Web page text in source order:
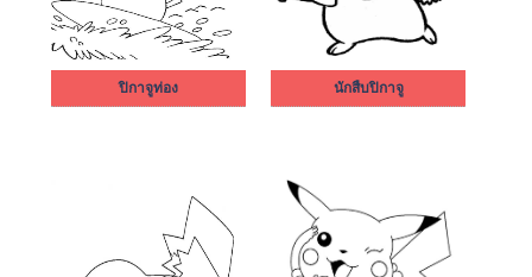
ปิกาจูท่อง นักสืบปิกาจู